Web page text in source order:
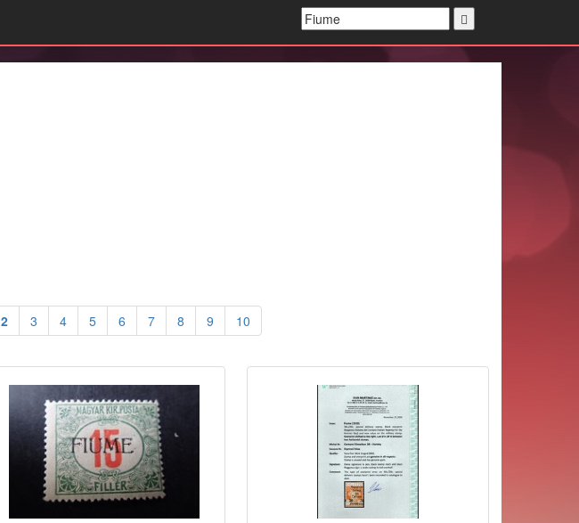
2 3 4 5 6 7 8 9 10